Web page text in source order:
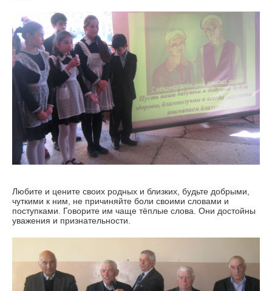
Любите и цените своих родных и близких, будьте добрыми,
чуткими к ним, не причиняйте боли своими словами и
поступками. Говорите им чаще тёплые слова. Они достойны
уважения и признательности.